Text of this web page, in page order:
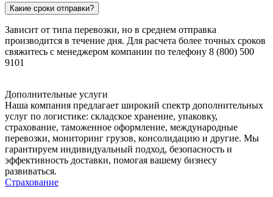
Какие сроки отправки?
Зависит от типа перевозки, но в среднем отправка
производится в течение дня. Для расчета более точных сроков
свяжитесь с менеджером компании по телефону 8 (800) 500
9101
Дополнительные услуги
Наша компания предлагает широкий спектр дополнительных
услуг по логистике: складское хранение, упаковку,
страхование, таможенное оформление, международные
перевозки, мониторинг грузов, консолидацию и другие. Мы
гарантируем индивидуальный подход, безопасность и
эффективность доставки, помогая вашему бизнесу
развиваться.
Страхование